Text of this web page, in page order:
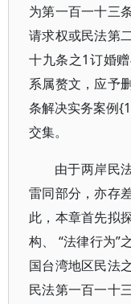
为第一百一十三
请求权或民法第
十九条之1订婚
系属赘文，应予
条解决实务案例
交集。
由于两岸民
雷同部分，亦存
此，本章首先拟
构、 “法律行为”
国台湾地区民法
民法第一百一十